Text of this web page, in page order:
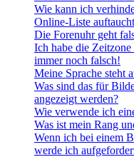
Wie kann ich
Online-Liste
Die Forenuhr geht
Ich habe die
immer noch falsch!
Meine Sprache steht
Was sind das für
angezeigt werden?
Wie verwende ich
Was ist mein Rang
Wenn ich bei einem
werde ich